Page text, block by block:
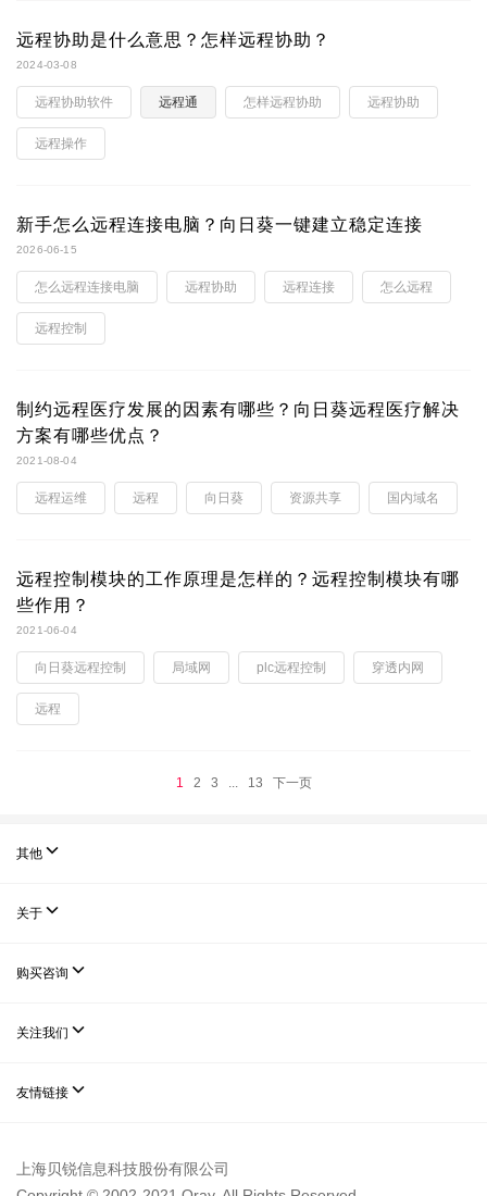
远程协助是什么意思？怎样远程协助？
2024-03-08
远程协助软件 远程通 怎样远程协助 远程协助
远程操作
新手怎么远程连接电脑？向日葵一键建立稳定连接
2026-06-15
怎么远程连接电脑 远程协助 远程连接 怎么远程
远程控制
制约远程医疗发展的因素有哪些？向日葵远程医疗解决
方案有哪些优点？
2021-08-04
远程运维 远程 向日葵 资源共享 国内域名
远程控制模块的工作原理是怎样的？远程控制模块有哪
些作用？
2021-06-04
向日葵远程控制 局域网 plc远程控制 穿透内网
远程
1 2 3 ... 13 下一页
其他 
关于 
购买咨询 
关注我们 
友情链接 
上海贝锐信息科技股份有限公司